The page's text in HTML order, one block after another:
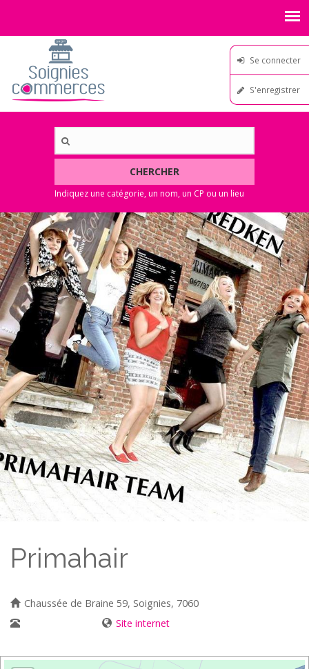
Se connecter
S'enregistrer
CHERCHER
Primahair
Chaussée de Braine 59, Soignies, 7060
Site internet